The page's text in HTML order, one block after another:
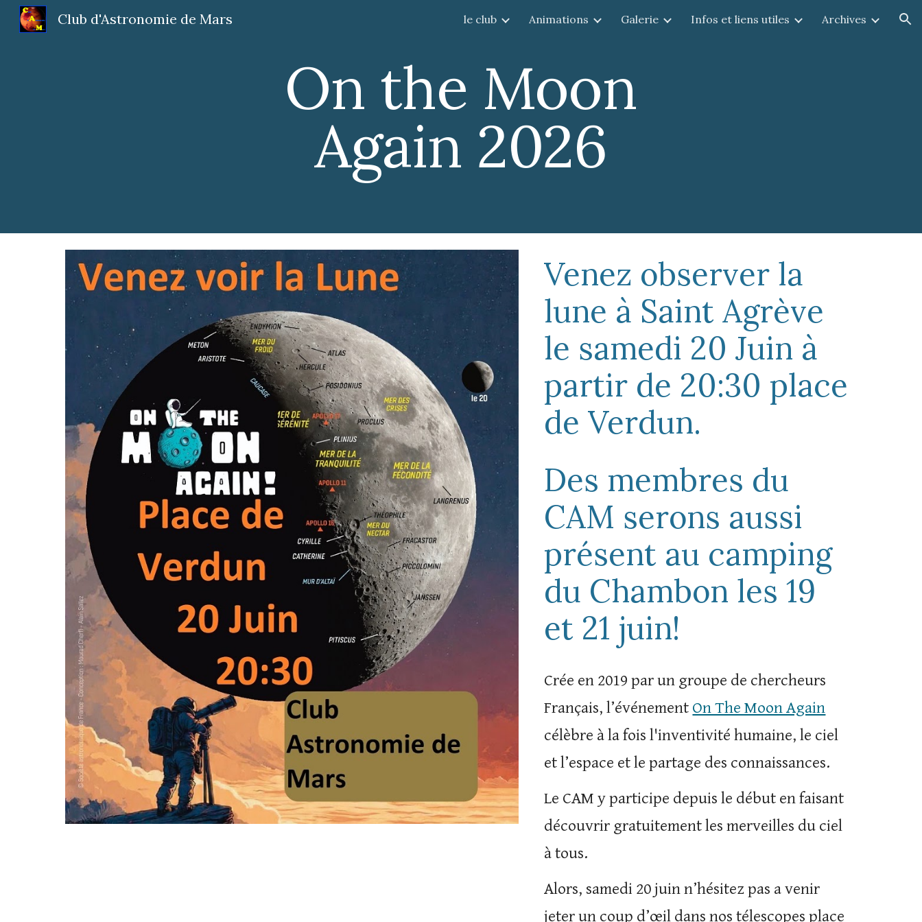
Skip to navigation
Club d'Astronomie de Mars le club Animations Galerie Infos et liens utiles Archives
On the Moon
Again 2026
Venez observer la
lune à Saint Agrève
le samedi 20 Juin à
partir de 20:30 place
de Verdun.
Des membres du
CAM serons aussi
présent au camping
du Chambon les 19
et 21 juin!
Crée en 2019 par un groupe de chercheurs
Français, l’événement On The Moon Again
célèbre à la fois l'inventivité humaine, le ciel
et l’espace et le partage des connaissances.
Le CAM y participe depuis le début en faisant
découvrir gratuitement les merveilles du ciel
à tous.
Alors, samedi 20 juin n’hésitez pas a venir
jeter un coup d’œil dans nos télescopes place